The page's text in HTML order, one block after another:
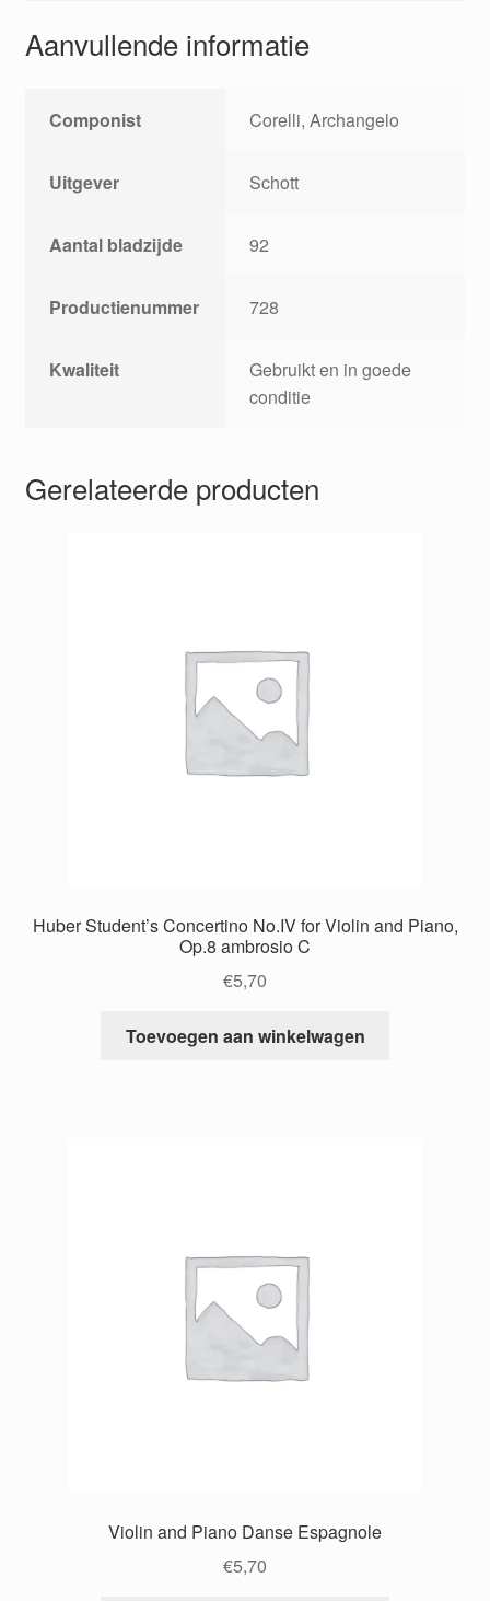
Aanvullende informatie
Componist Corelli, Archangelo
Uitgever Schott
Aantal bladzijde 92
Productienummer 728
Kwaliteit
Gebruikt en in goede
conditie
Gerelateerde producten
Huber Student’s Concertino No.IV for Violin and Piano,
Op.8 ambrosio C
€5,70
Toevoegen aan winkelwagen
Violin and Piano Danse Espagnole
€5,70